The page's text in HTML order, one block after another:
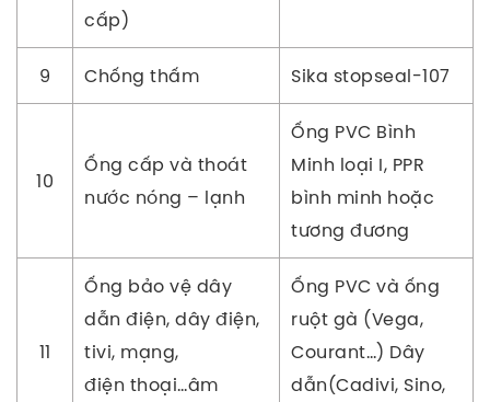
cấp)
9 Chống thấm Sika stopseal-107
10
Ống cấp và thoát
nước nóng – lạnh
Ống PVC Bình
Minh loại I, PPR
bình minh hoặc
tương đương
11
Ống bảo vệ dây
dẫn điện, dây điện,
tivi, mạng,
điện thoại…âm
Ống PVC và ống
ruột gà (Vega,
Courant…) Dây
dẫn(Cadivi, Sino,